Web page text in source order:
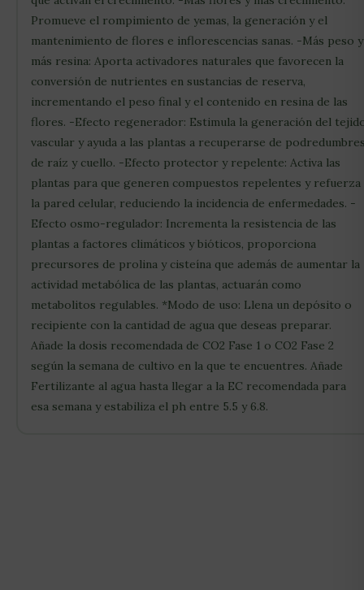
Promueve el rompimiento de yemas, la generación y el
mantenimiento de flores e inflorescencias sanas. -Más peso y
más resina: Aporta activadores naturales que favorecen la
conversión de nutrientes en sustancias de reserva,
incrementando el peso final y el contenido en resina de las
flores. -Efecto regenerador: Estimula la generación del
vascular y ayuda a las plantas a recuperarse de
de raíz y cuello. -Efecto protector y repelente: Activa las
plantas para que generen compuestos repelentes y refuerza
la pared celular, reduciendo la incidencia de enfermedades. -
Efecto osmo-regulador: Incrementa la resistencia de las
plantas a factores climáticos y bióticos, proporciona
precursores de prolina y cisteína que además de aumentar la
actividad metabólica de las plantas, actuarán como
metabolitos regulables. *Modo de uso: Llena un depósito o
recipiente con la cantidad de agua que deseas preparar.
Añade la dosis recomendada de CO2 Fase 1 o CO2 Fase 2
según la semana de cultivo en la que te encuentres. Añade
Fertilizante al agua hasta llegar a la EC recomendada para
esa semana y estabiliza el ph entre 5.5 y 6.8.